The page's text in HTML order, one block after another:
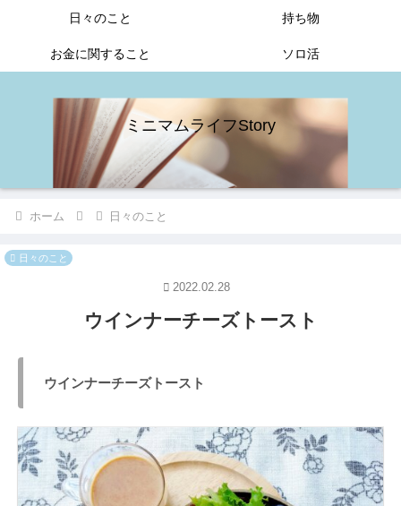
ミニマムライフStory
日々のこと 持ち物
お金に関すること ソロ活
ホーム 日々のこと
日々のこと
ウインナーチーズトースト
2022.02.28
ウインナーチーズトースト